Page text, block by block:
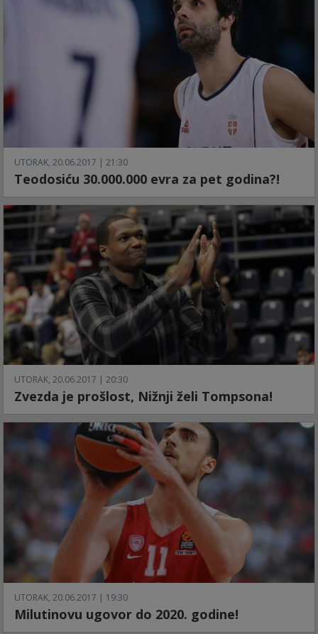
UTORAK, 20.06.2017 | 21:30
Teodosiću 30.000.000 evra za pet godina?!
UTORAK, 20.06.2017 | 20:30
Zvezda je prošlost, Nižnji želi Tompsona!
UTORAK, 20.06.2017 | 19:30
Milutinovu ugovor do 2020. godine!